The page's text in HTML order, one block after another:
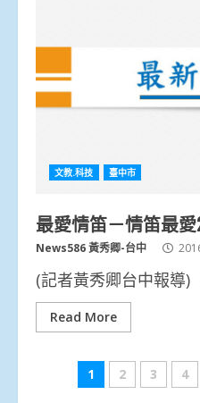
文教.科技 臺中市
最愛情笛－情笛最
News586 黃秀卿-台中
(記者黃秀卿台中報導)
Read More
文
1 2 3 4